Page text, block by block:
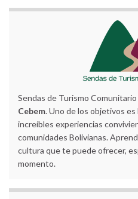
Sendas de Turismo
Cebem. Uno de los objetivos
increíbles experiencias
comunidades Bolivianas.
cultura que te puede ofrecer,
momento.